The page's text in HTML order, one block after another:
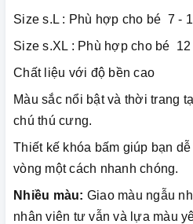
Size s.L : Phù hợp cho bé 7 -
Size s.XL : Phù hợp cho bé 12
Chất liệu với độ bền cao
Màu sắc nổi bật và thời trang
chú thú cưng.
Thiết kế khóa bấm giúp bạn
vòng một cách nhanh chóng.
Nhiều màu: Giao màu ngẫu
nhân viên tư vẫn và lựa màu